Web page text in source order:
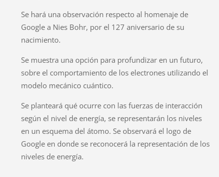
Se hará una observación respecto al homenaje de
Google a Nies Bohr, por el 127 aniversario de su
nacimiento.
Se muestra una opción para profundizar en un futuro,
sobre el comportamiento de los electrones utilizando el
modelo mecánico cuántico.
Se planteará qué ocurre con las fuerzas de interacción
según el nivel de energía, se representarán los niveles
en un esquema del átomo. Se observará el logo de
Google en donde se reconocerá la representación de los
niveles de energía.